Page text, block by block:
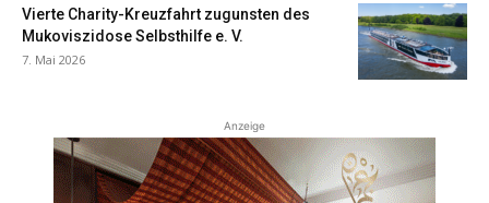
Vierte Charity-Kreuzfahrt zugunsten des
Mukoviszidose Selbsthilfe e. V.
7. Mai 2026
Anzeige